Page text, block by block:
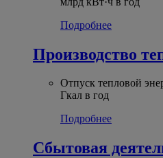
Подробнее
Производство
Отпуск тепловой
Гкал в год
Подробнее
Сбытовая